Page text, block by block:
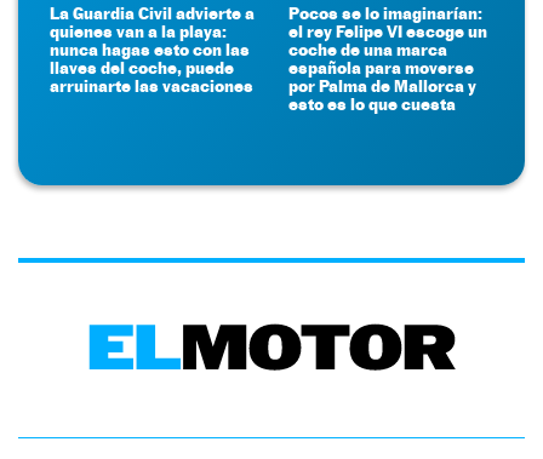
La Guardia Civil advierte a
quienes van a la playa:
nunca hagas esto con las
llaves del coche, puede
arruinarte las vacaciones
Pocos se lo imaginarían:
el rey Felipe VI escoge un
coche de una marca
española para moverse
por Palma de Mallorca y
esto es lo que cuesta